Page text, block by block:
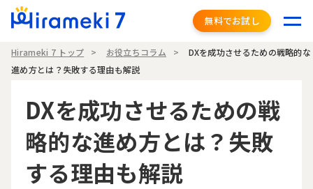
無料でお試し
Hirameki 7 トップ お役立ちコラム
DXを成功させるための戦略的な
進め方とは？失敗する理由も解説
DXを成功させるための戦
略的な進め方とは？失敗
する理由も解説